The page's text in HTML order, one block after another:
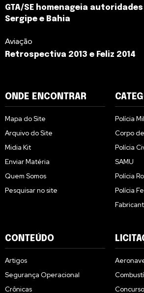
GTA/SE homenageia
Sergipe e Bahia
Aviação
Retrospectiva 2013 e Feliz 2014
ONDE ENCONTRAR
Mapa do Site
Arquivo do Site
Midia Kit
Enviar Matéria
Quem Somos
Pesquisar no site
Polícia
Corpo
Polícia
SAMU
Polícia
Polícia
CONTEÚDO
Artigos
Segurança Operacional
Crônicas
Concurso